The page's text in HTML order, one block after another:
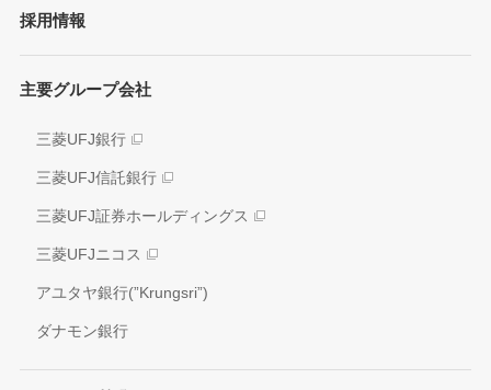
各種レポート
アナリスト情報
電子公告
情報開示方針
IRお問い合わせ窓口
方針/ガイドライン
イニシアティブへの参画
環境
社会
ガバナンス
外部評価
社会貢献活動
採用情報
主要グループ会社
三菱UFJ銀行
三菱UFJ信託銀行
三菱UFJ証券ホールディングス
三菱UFJニコス
アユタヤ銀行(”Krungsri”)
ダナモン銀行